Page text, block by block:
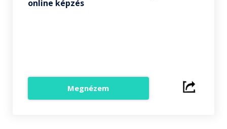
online képzés
Megnézem